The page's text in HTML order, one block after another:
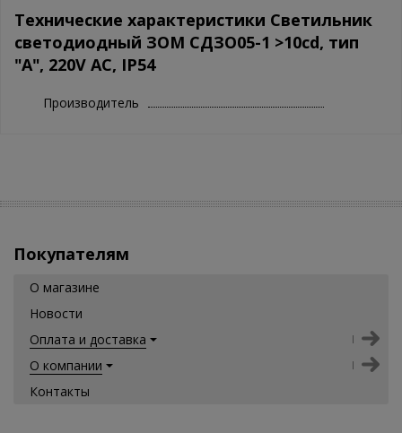
Технические характеристики Светильник
светодиодный ЗОМ СДЗО05-1 >10cd, тип
"А", 220V AC, IP54
Производитель
Покупателям
О магазине
Новости
Оплата и доставка
О компании
Контакты